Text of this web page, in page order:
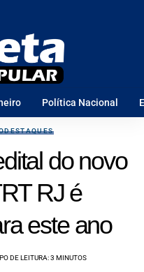
Política Nacional
DESTAQUES
do novo
RJ é
este ano
DE LEITURA: 3 MINUTOS